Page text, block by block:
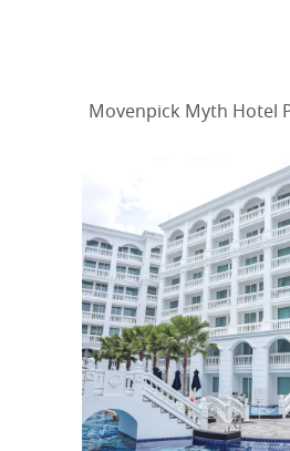
Movenpick Myth Hotel